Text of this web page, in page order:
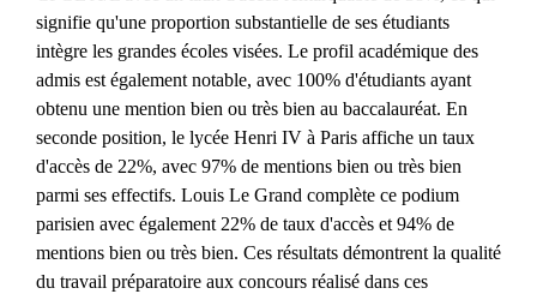
signifie qu'une proportion substantielle de ses étudiants
intègre les grandes écoles visées. Le profil académique des
admis est également notable, avec 100% d'étudiants ayant
obtenu une mention bien ou très bien au baccalauréat. En
seconde position, le lycée Henri IV à Paris affiche un taux
d'accès de 22%, avec 97% de mentions bien ou très bien
parmi ses effectifs. Louis Le Grand complète ce podium
parisien avec également 22% de taux d'accès et 94% de
mentions bien ou très bien. Ces résultats démontrent la qualité
du travail préparatoire aux concours réalisé dans ces